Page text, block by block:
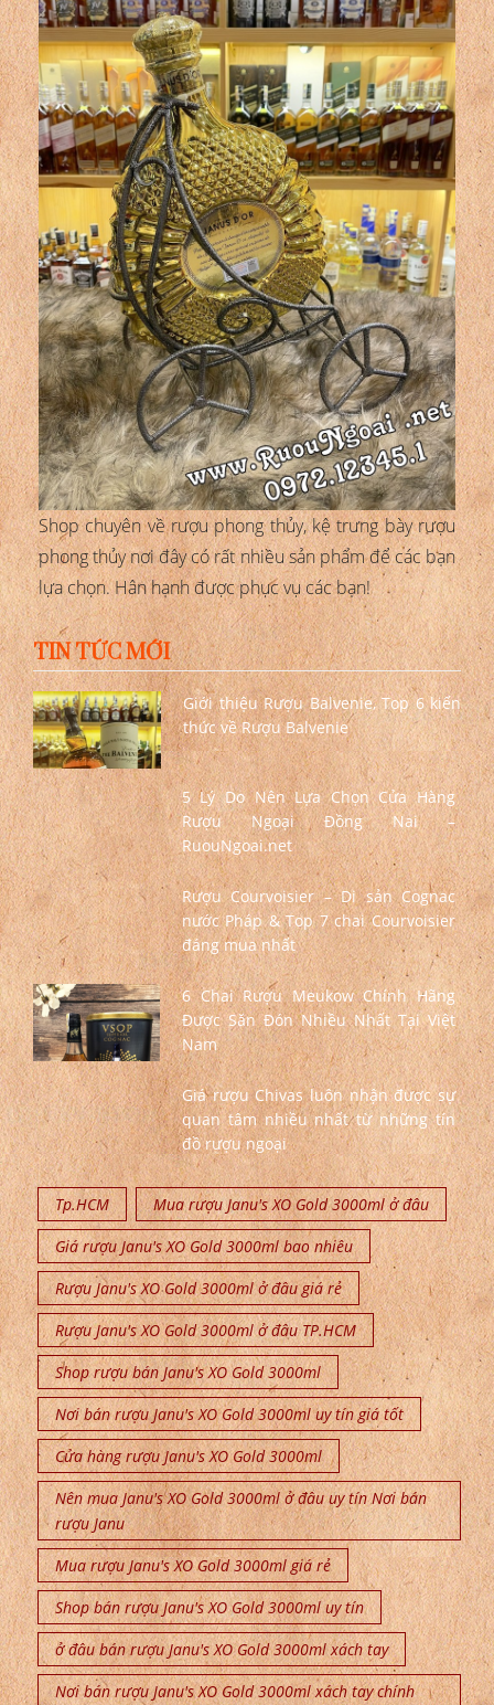
Shop chuyên về rượu phong thủy, kệ trưng bày rượu
phong thủy nơi đây có rất nhiều sản phẩm để các bạn
lựa chọn. Hân hạnh được phục vụ các bạn!
TIN TỨC MỚI
Giới thiệu Rượu Balvenie, Top 6 kiến
thức về Rượu Balvenie
5 Lý Do Nên Lựa Chọn Cửa Hàng
Rượu Ngoại Đồng Nai –
RuouNgoai.net
Rượu Courvoisier – Di sản Cognac
nước Pháp & Top 7 chai Courvoisier
đáng mua nhất
6 Chai Rượu Meukow Chính Hãng
Được Săn Đón Nhiều Nhất Tại Việt
Nam
Giá rượu Chivas luôn nhận được sự
quan tâm nhiều nhất từ những tín
đồ rượu ngoại
Tp.HCM
Mua rượu Janu's XO Gold 3000ml ở đâu
Giá rượu Janu's XO Gold 3000ml bao nhiêu
Rượu Janu's XO Gold 3000ml ở đâu giá rẻ
Rượu Janu's XO Gold 3000ml ở đâu TP.HCM
Shop rượu bán Janu's XO Gold 3000ml
Nơi bán rượu Janu's XO Gold 3000ml uy tín giá tốt
Cửa hàng rượu Janu's XO Gold 3000ml
Nên mua Janu's XO Gold 3000ml ở đâu uy tín Nơi bán
rượu Janu
Mua rượu Janu's XO Gold 3000ml giá rẻ
Shop bán rượu Janu's XO Gold 3000ml uy tín
ở đâu bán rượu Janu's XO Gold 3000ml xách tay
Nơi bán rượu Janu's XO Gold 3000ml xách tay chính